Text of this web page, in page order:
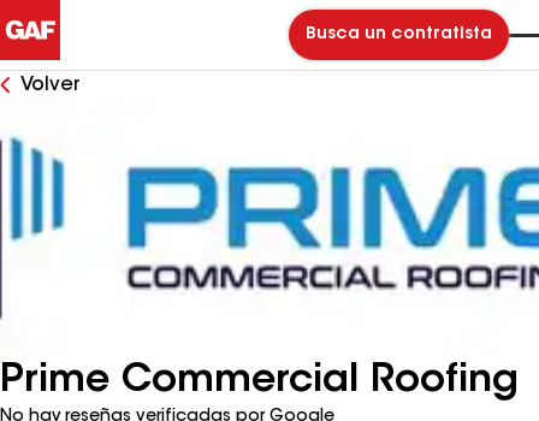
Busca un contratista
Volver
Prime Commercial Roofing
No hay reseñas verificadas por Google